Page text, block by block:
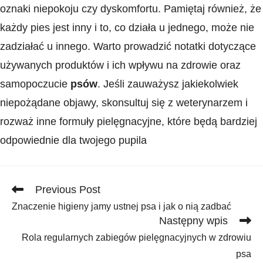
⁣oznaki niepokoju czy dyskomfortu. Pamiętaj również, że
każdy pies jest inny i to, co działa u jednego, może nie
zadziałać u innego. Warto prowadzić notatki dotyczące
używanych produktów⁢ i ich wpływu⁤ na zdrowie oraz
samopoczucie psów. ⁤Jeśli zauważysz jakiekolwiek
niepożądane objawy,‍ skonsultuj się z weterynarzem i
rozważ inne formuły pielęgnacyjne, które będą ​bardziej
odpowiednie dla twojego pupila
Read
articles
Previous Post
Znaczenie higieny jamy ustnej psa i jak o nią zadbać
Następny wpis
Rola regularnych zabiegów pielęgnacyjnych w zdrowiu
psa